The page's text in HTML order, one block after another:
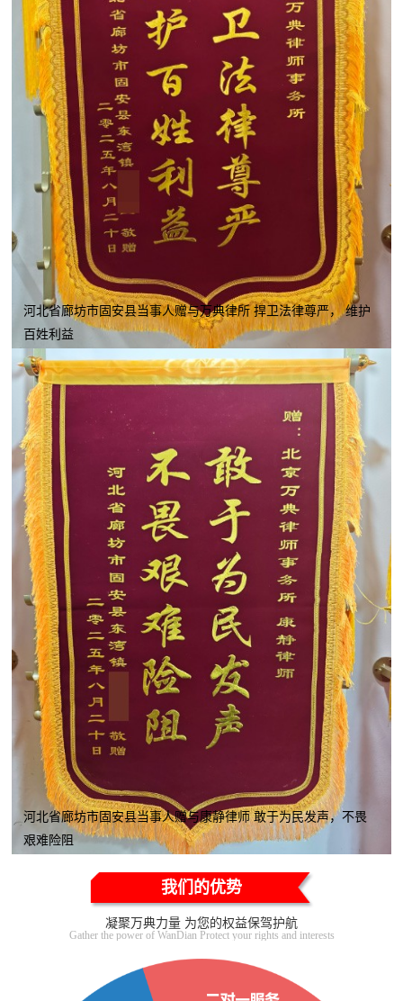
河北省廊坊市固安县当事人赠与万典律所 捍卫法律尊严， 维护
百姓利益
河北省廊坊市固安县当事人赠与康静律师 敢于为民发声，不畏
艰难险阻
我们的优势
凝聚万典力量 为您的权益保驾护航
Gather the power of WanDian Protect your rights and interests